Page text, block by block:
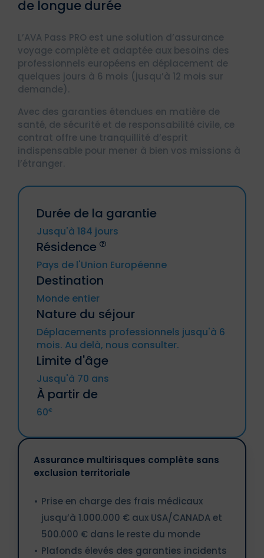
de longue durée
L’AVA Pass PRO est une solution d’assurance
voyage complète et adaptée aux besoins des
professionnels européens en déplacement de
quelques jours à 6 mois (jusqu’à 12 mois sur
demande).
Avec des garanties étendues en matière de
santé, de sécurité et de responsabilité civile, ce
contrat offre une tranquillité d’esprit
indispensable pour mener à bien vos missions à
l’étranger.
Durée de la garantie
Jusqu'à 184 jours
Résidence
Allemagne, Autriche, Belgique, Bulgarie,
Chypre, Croatie, Danemark, Espagne,
Estonie, Finlande, France métropolitaine
(y compris DROM et CTOM), Grèce,
Hongrie, Irande, Italie, Lettonie, Lituanie,
Luxembourg, Malte, Pays-Bas, Pologne,
Portugal, République tchèque,
Roumanie, Slovaquie, Slovénie, Suède.
Islande, Liechtenstein, Norvège,
Principautés d’Andorre et de Monaco, UK,
Suisse.
Pays de l'Union Européenne
Destination
Monde entier
Nature du séjour
Déplacements professionnels jusqu'à 6
mois. Au delà, nous consulter.
Limite d'âge
Jusqu'à 70 ans
À partir de
60€
Assurance multirisques complète sans
exclusion territoriale
Prise en charge des frais médicaux
jusqu’à 1.000.000 € aux USA/CANADA et
500.000 € dans le reste du monde
Plafonds élevés des garanties incidents